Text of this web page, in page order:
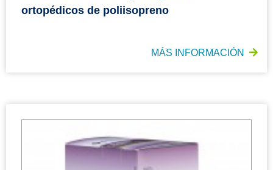
ortopédicos de poliisopreno
MÁS INFORMACIÓN